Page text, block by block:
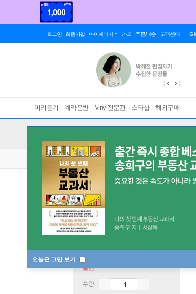
로그인 회원가입 마이페이지 카트 주문/배송 고객센터
미리듣기 예약음반 Vinyl전문관 스타샵 해외구매
오늘은 그만 보기
절판
수량